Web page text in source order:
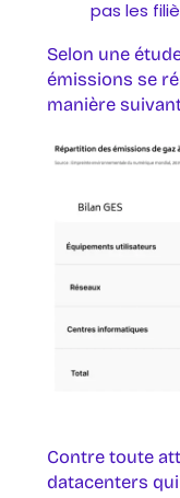
pas les
Selon une
émissions se
manière
Contre toute
datacenters